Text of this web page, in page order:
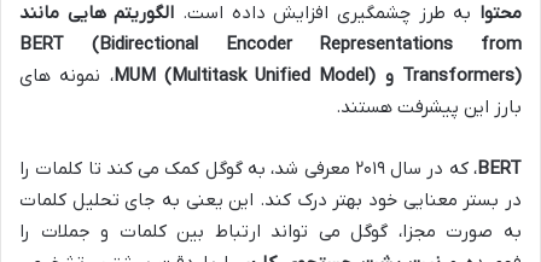
محتوا به طرز چشمگیری افزایش داده است. الگوریتم هایی مانند
BERT (Bidirectional Encoder Representations from
Transformers) و MUM (Multitask Unified Model)
، نمونه های
بارز این پیشرفت هستند.
BERT
، که در سال ۲۰۱۹ معرفی شد، به گوگل کمک می کند تا کلمات را
در بستر معنایی خود بهتر درک کند. این یعنی به جای تحلیل کلمات
به صورت مجزا، گوگل می تواند ارتباط بین کلمات و جملات را